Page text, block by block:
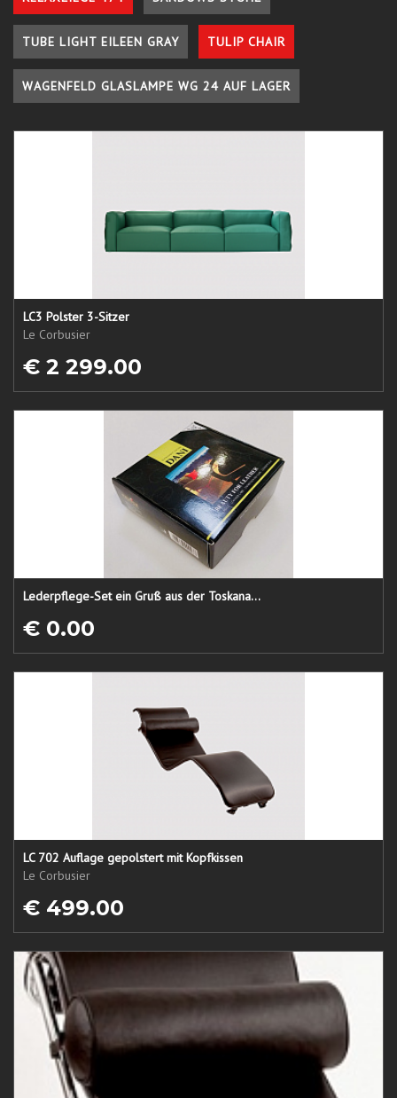
TUBE LIGHT EILEEN GRAY TULIP CHAIR
WAGENFELD GLASLAMPE WG 24 AUF LAGER
LC3 Polster 3-Sitzer
Le Corbusier
€ 2 299.00
Lederpflege-Set ein Gruß aus der Toskana...
€ 0.00
LC 702 Auflage gepolstert mit Kopfkissen
Le Corbusier
€ 499.00